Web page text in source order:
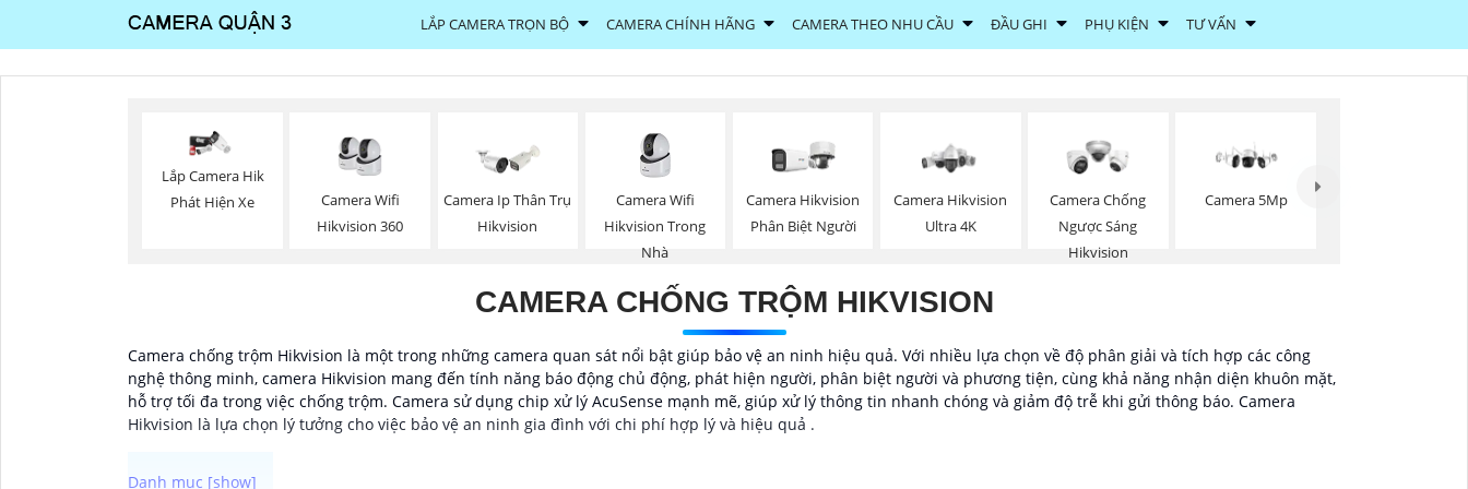
LẮP CAMERA TRỌN BỘ CAMERA CHÍNH HÃNG CAMERA THEO NHU CẦU ĐẦU GHI PHỤ KIỆN TƯ VẤN
Lắp Camera Hik
Phát Hiện Xe
Camera Wifi
Hikvision 360
Camera Ip Thân Trụ
Hikvision
Camera Wifi
Hikvision Trong
Nhà
Camera Hikvision
Phân Biệt Người
Camera Hikvision
Ultra 4K
Camera Chống
Ngược Sáng
Hikvision
Camera 5Mp
CAMERA CHỐNG TRỘM HIKVISION
Camera chống trộm Hikvision là một trong những camera quan sát nổi bật giúp bảo vệ an ninh hiệu quả. Với nhiều lựa chọn về độ phân giải và tích hợp các công
nghệ thông minh, camera Hikvision mang đến tính năng báo động chủ động, phát hiện người, phân biệt người và phương tiện, cùng khả năng nhận diện khuôn mặt,
hỗ trợ tối đa trong việc chống trộm. Camera sử dụng chip xử lý AcuSense mạnh mẽ, giúp xử lý thông tin nhanh chóng và giảm độ trễ khi gửi thông báo. Camera
Hikvision là lựa chọn lý tưởng cho việc bảo vệ an ninh gia đình với chi phí hợp lý và hiệu quả .